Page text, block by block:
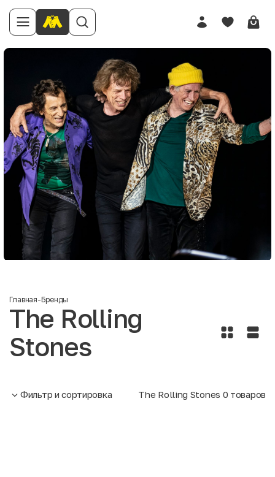
Главная-Бренды
The Rolling
Stones
Фильтр и сортировка The Rolling Stones 0 товаров